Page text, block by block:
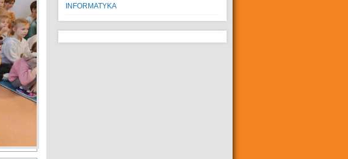
INFORMATYKA